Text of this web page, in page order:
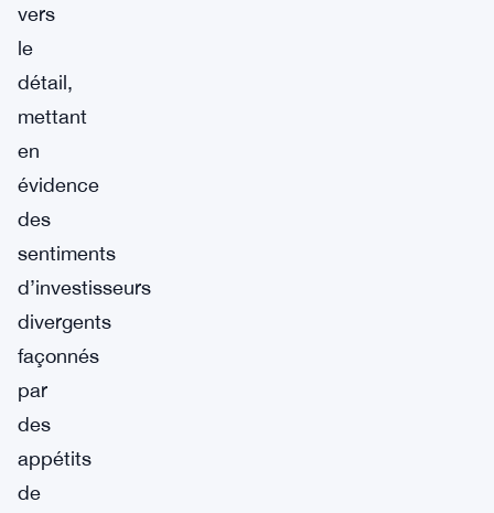
vers
le
détail,
mettant
en
évidence
des
sentiments
d’investisseurs
divergents
façonnés
par
des
appétits
de